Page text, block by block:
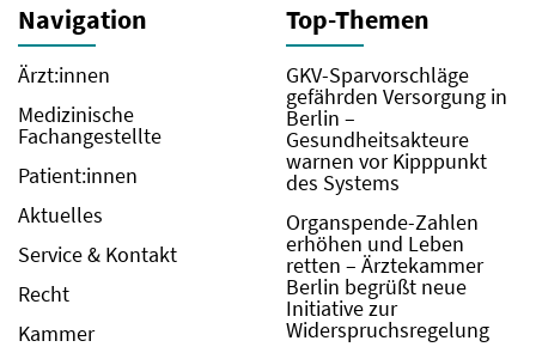
Navigation
Ärzt:innen
Medizinische
Fachangestellte
Patient:innen
Aktuelles
Service & Kontakt
Recht
Kammer
Top-Themen
GKV-Sparvorschläge
gefährden Versorgung in
Berlin –
Gesundheitsakteure
warnen vor Kipppunkt
des Systems
Organspende-Zahlen
erhöhen und Leben
retten – Ärztekammer
Berlin begrüßt neue
Initiative zur
Widerspruchsregelung